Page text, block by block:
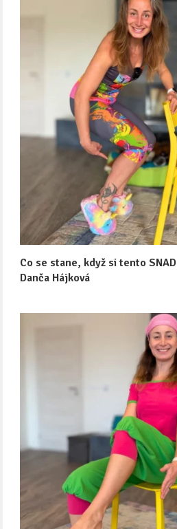
Co se stane, když si tento
Danča Hájková